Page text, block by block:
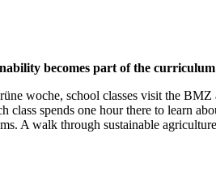
becomes part of the curriculum
woche, school classes visit the
class spends one hour there to learn
A walk through sustainable